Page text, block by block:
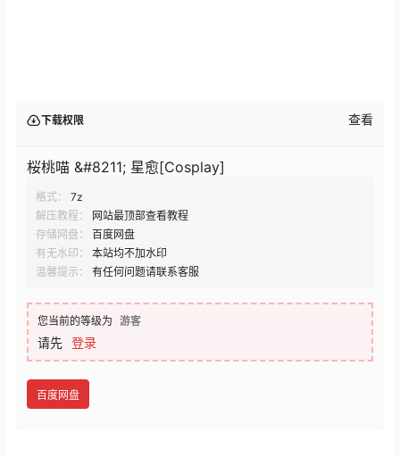
下载权限 查看
桜桃喵 &#8211; 星愈[Cosplay]
格式：
7z
解压教程：
网站最顶部查看教程
存储网盘：
百度网盘
有无水印：
本站均不加水印
温馨提示：
有任何问题请联系客服
您当前的等级为 游客
请先 登录
百度网盘